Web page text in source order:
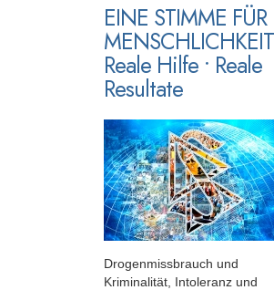
EINE STIMME FÜR
Reale Hilfe • Reale
Resultate
Drogenmissbrauch und
Kriminalität, Intoleranz und